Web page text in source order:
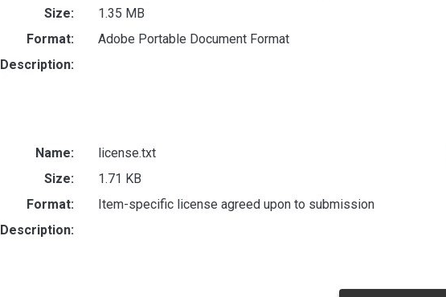
Size:
1.35 MB
Format:
Adobe Portable Document Format
Description:
Name:
license.txt
Size:
1.71 KB
Format:
Item-specific license agreed upon to submission
Description: